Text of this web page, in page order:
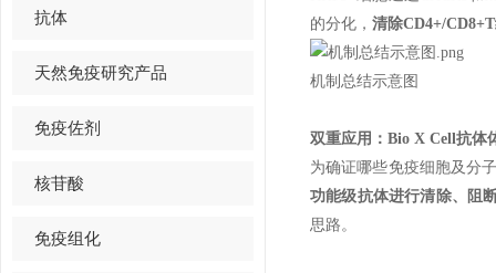
抗体
天然免疫研究产品
免疫佐剂
核苷酸
免疫组化
的分化， 清除CD4+/
机制总结示意图
双重应用：Bio X Cell抗体
为确证哪些免疫细胞及分
功能级抗体进行清除、阻
思路。